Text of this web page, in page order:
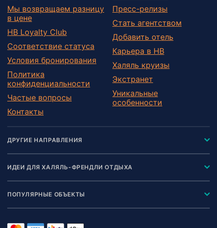
Мы возвращаем разницу
в цене
HB Loyalty Club
Соответствие статуса
Условия бронирования
Политика
конфиденциальности
Частые вопросы
Контакты
Пресс-релизы
Стать агентством
Добавить отель
Карьера в HB
Халяль круизы
Экстранет
Уникальные
особенности
ДРУГИЕ НАПРАВЛЕНИЯ
ИДЕИ ДЛЯ ХАЛЯЛЬ-ФРЕНДЛИ ОТДЫХА
ПОПУЛЯРНЫЕ ОБЪЕКТЫ